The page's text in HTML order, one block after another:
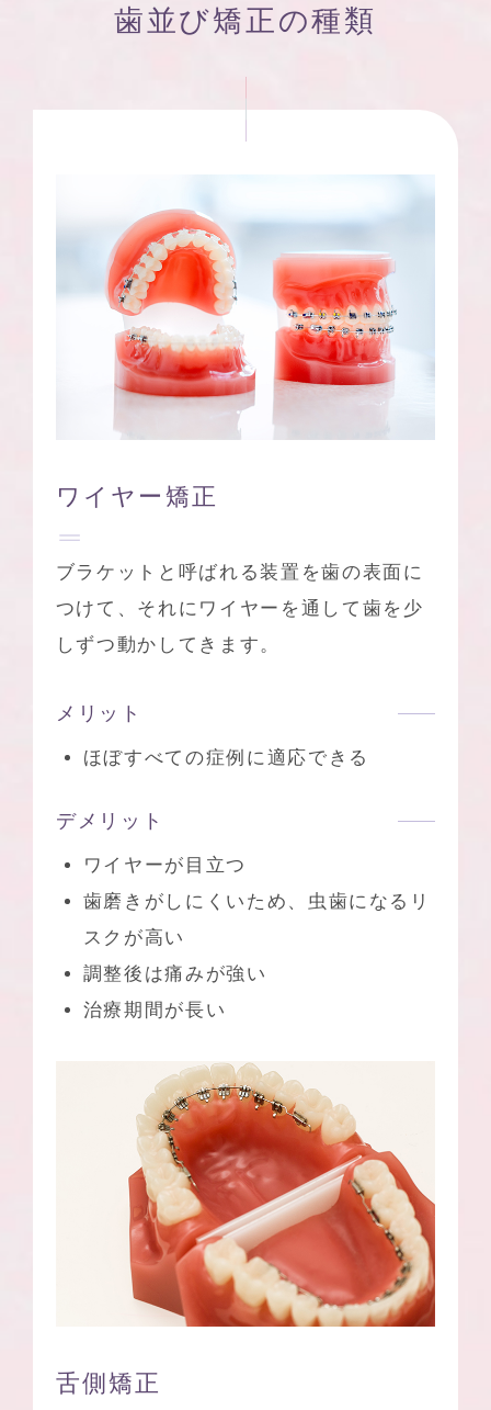
歯並び矯正の種類
ワイヤー矯正
ブラケットと呼ばれる装置を歯の表面に
つけて、それにワイヤーを通して歯を少
しずつ動かしてきます。
メリット
ほぼすべての症例に適応できる
デメリット
ワイヤーが目立つ
歯磨きがしにくいため、虫歯になるリ
スクが高い
調整後は痛みが強い
治療期間が長い
舌側矯正